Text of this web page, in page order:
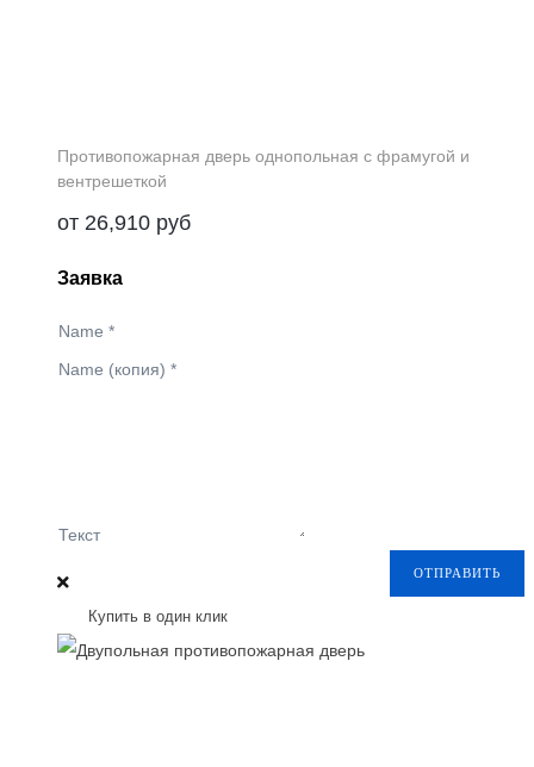
Противопожарная дверь однопольная с фрамугой и
вентрешеткой
от 26,910 руб
Заявка
Name *
Name (копия) *
Текст
ОТПРАВИТЬ
Купить в один клик